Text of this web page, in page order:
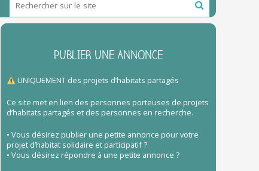
PUBLIER UNE ANNONCE
UNIQUEMENT des projets d’habitats partagés
Ce site met en lien des personnes porteuses de projets
d’habitats partagés et des personnes en recherche.
• Vous désirez publier une petite annonce pour votre
projet d’habitat solidaire et participatif ?
• Vous désirez répondre à une petite annonce ?